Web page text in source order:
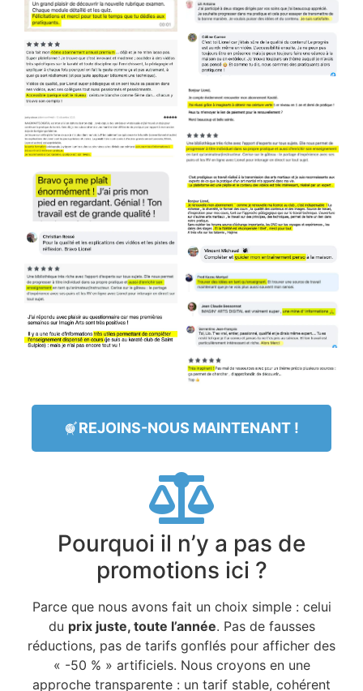
REJOINS-NOUS MAINTENANT !
Pourquoi il n’y a pas de
promotions ici ?
Parce que nous avons fait un choix simple : celui
du prix juste, toute l’année. Pas de fausses
réductions, pas de tarifs gonflés pour afficher des
« -50 % » artificiels. Nous croyons en une
approche transparente : un tarif stable, cohérent